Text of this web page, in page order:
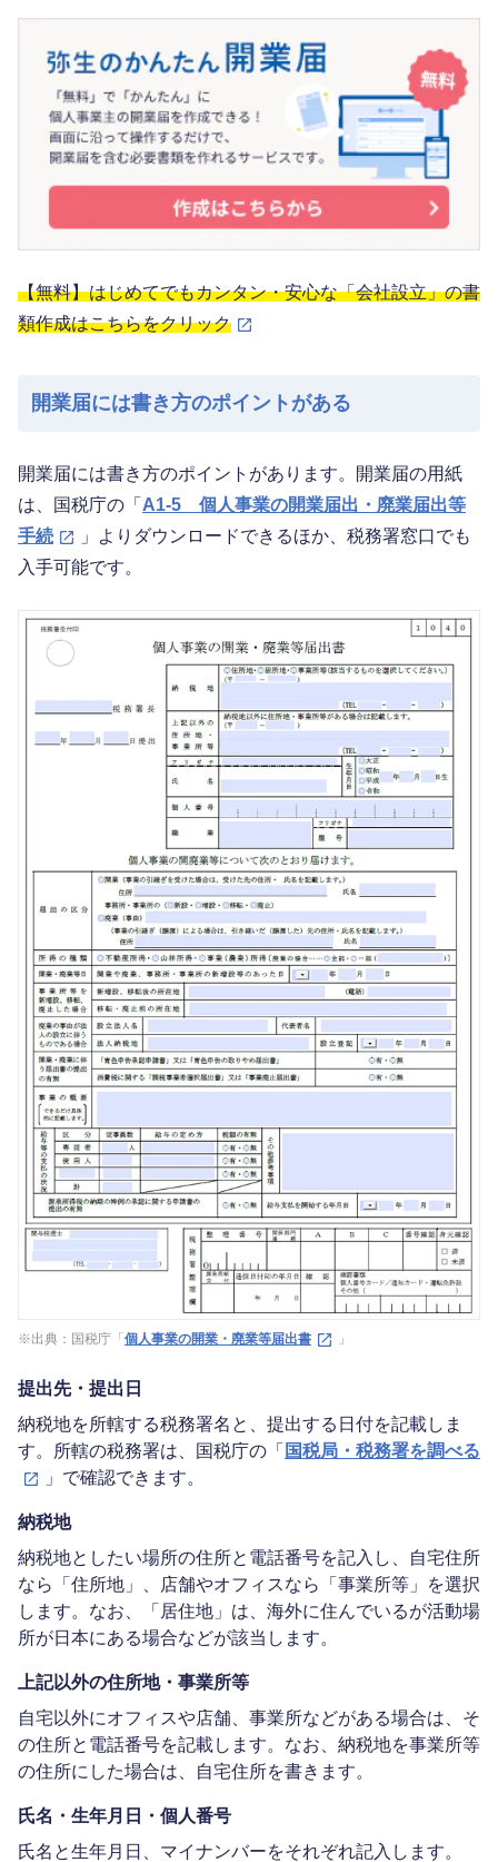
【無料】はじめてでもカンタン・安心な「会社設立」の書
類作成はこちらをクリック
開業届には書き方のポイントがある
開業届には書き方のポイントがあります。開業届の用紙
は、国税庁の「 A1-5 個人事業の開業届出・廃業届出等
手続
」よりダウンロードできるほか、税務署窓口でも
入手可能です。
※出典：国税庁「個人事業の開業・廃業等届出書 」
提出先・提出日
納税地を所轄する税務署名と、提出する日付を記載しま
す。所轄の税務署は、国税庁の「 国税局・税務署を調べる
」で確認できます。
納税地
納税地としたい場所の住所と電話番号を記入し、自宅住所
なら「住所地」、店舗やオフィスなら「事業所等」を選択
します。なお、「居住地」は、海外に住んでいるが活動場
所が日本にある場合などが該当します。
上記以外の住所地・事業所等
自宅以外にオフィスや店舗、事業所などがある場合は、そ
の住所と電話番号を記載します。なお、納税地を事業所等
の住所にした場合は、自宅住所を書きます。
氏名・生年月日・個人番号
氏名と生年月日、マイナンバーをそれぞれ記入します。